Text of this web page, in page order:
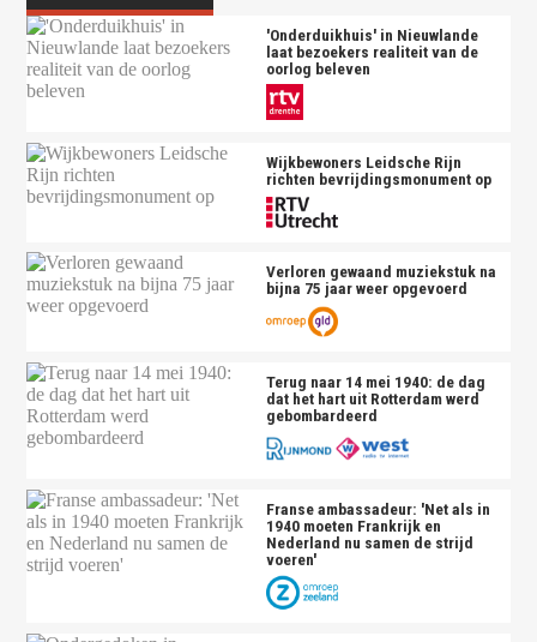
'Onderduikhuis' in Nieuwlande
laat bezoekers realiteit van de
oorlog beleven
Wijkbewoners Leidsche Rijn
richten bevrijdingsmonument op
Verloren gewaand muziekstuk na
bijna 75 jaar weer opgevoerd
Terug naar 14 mei 1940: de dag
dat het hart uit Rotterdam werd
gebombardeerd
Franse ambassadeur: 'Net als in
1940 moeten Frankrijk en
Nederland nu samen de strijd
voeren'